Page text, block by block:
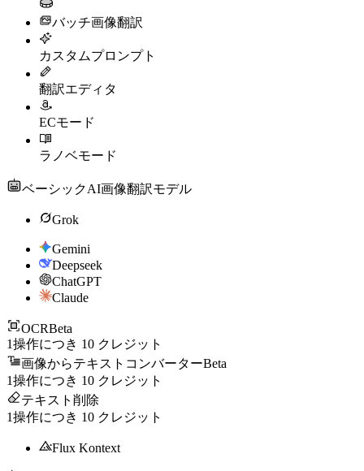
バッチ画像翻訳
カスタムプロンプト
翻訳エディタ
ECモード
ラノベモード
ベーシックAI画像翻訳モデル
Grok
Gemini
Deepseek
ChatGPT
Claude
OCRBeta
1操作につき 10 クレジット
画像からテキストコンバーターBeta
1操作につき 10 クレジット
テキスト削除
1操作につき 10 クレジット
Flux Kontext